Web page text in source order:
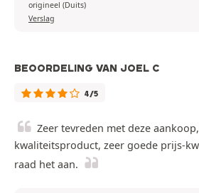
origineel (Duits)
Verslag
BEOORDELING VAN JOEL C
4/5
Zeer tevreden met deze
kwaliteitsproduct, zeer goede prijs-
raad het aan.